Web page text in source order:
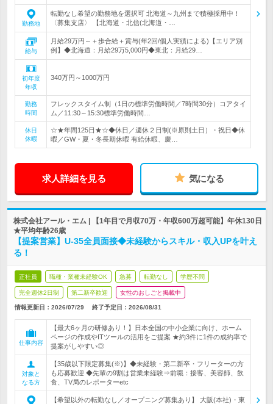
勤務地
転勤なし希望の勤務地を選択可 北海道～九州まで積極採用中！
〈募集支店〉 【北海道・北信(北海道・…
給与
月給29万円～＋歩合給＋賞与(年2回/個人実績による)【エリア別
例】◆北海道：月給29万5,000円◆東北：月給29…
初年度
年収
340万円～1000万円
勤務
時間
フレックスタイム制（1日の標準労働時間／7時間30分）コアタイ
ム／11:30～15:30標準労働時間…
休日
休暇
☆★年間125日★☆◆休日／週休２日制(※原則土日）・祝日◆休
暇／GW・夏・冬長期休暇 有給休暇、慶…
求人詳細を見る 気になる
株式会社アール・エム | 【1年目で月収70万・年収600万超可能】年休130日
★平均年齢26歳
【提案営業】U-35全員面接◆未経験からスキル・収入UPを叶え
る！
正社員 職種・業種未経験OK 急募 転勤なし 学歴不問
完全週休2日制 第二新卒歓迎 女性のおしごと掲載中
情報更新日：2026/07/29 終了予定日： 2026/08/31
仕事内容
【最大6ヶ月の研修あり！】日本全国の中小企業に向け、ホーム
ページの作成やITツールの活用をご提案 ★約3件に1件の成約率で
提案がしやすい◎
対象と
なる方
【35歳以下限定募集(※)】◆未経験・第二新卒・フリーターの方
も応募歓迎 ◆先輩の9割は営業未経験⇒前職：接客、美容師、飲
食、TV局のレポーターetc
【希望以外の転勤なし／オープニング募集あり】 大阪(本社)・東